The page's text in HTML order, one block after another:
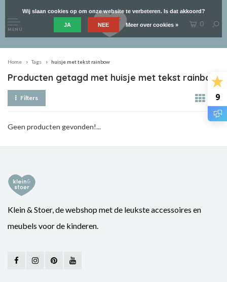
9
MENU
0
Home Tags huisje met tekst rainbow
Producten getagd met huisje met tekst rainbow
Filters
Geen producten gevonden!...
Klein & Stoer, de webshop met de leukste accessoires en
meubels voor de kinderen.
Wij slaan cookies op om onze website te verbeteren. Is dat akkoord?
JA NEE Meer over cookies »